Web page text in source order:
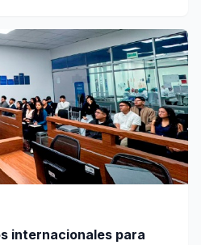
internacionales para